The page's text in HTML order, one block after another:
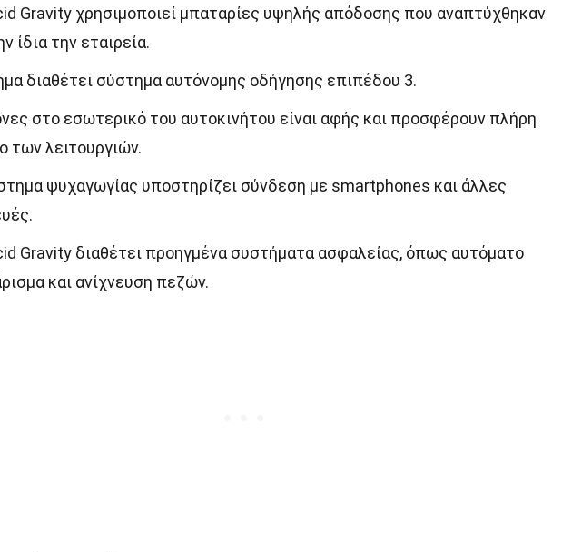
Gravity χρησιμοποιεί μπαταρίες υψηλής απόδοσης που αναπτύχθηκαν
ίδια την εταιρεία.
διαθέτει σύστημα αυτόνομης οδήγησης επιπέδου 3.
στο εσωτερικό του αυτοκινήτου είναι αφής και προσφέρουν πλήρη
των λειτουργιών.
ψυχαγωγίας υποστηρίζει σύνδεση με smartphones και άλλες
Gravity διαθέτει προηγμένα συστήματα ασφαλείας, όπως αυτόματο
και ανίχνευση πεζών.